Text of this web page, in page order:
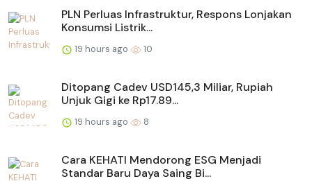
PLN Perluas Infrastruktur, Respons Lonjakan
Konsumsi Listrik...
19 hours ago 10
Ditopang Cadev USD145,3 Miliar, Rupiah
Unjuk Gigi ke Rp17.89...
19 hours ago 8
Cara KEHATI Mendorong ESG Menjadi
Standar Baru Daya Saing Bi...